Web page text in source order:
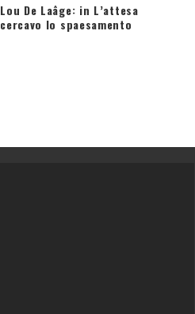
Lou De Laâge: in L’attesa
cercavo lo spaesamento